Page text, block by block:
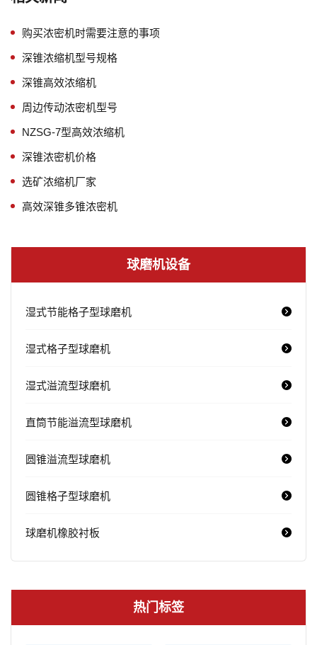
购买浓密机时需要注意的事项
深锥浓缩机型号规格
深锥高效浓缩机
周边传动浓密机型号
NZSG-7型高效浓缩机
深锥浓密机价格
选矿浓缩机厂家
高效深锥多锥浓密机
球磨机设备
湿式节能格子型球磨机
湿式格子型球磨机
湿式溢流型球磨机
直筒节能溢流型球磨机
圆锥溢流型球磨机
圆锥格子型球磨机
球磨机橡胶衬板
热门标签